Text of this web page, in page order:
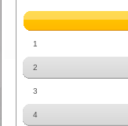
1
2
3
4